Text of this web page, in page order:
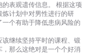
表观遗传信息。 根据这项
计划中对男性进行的研
一个有助于降低患病风险的
该继续坚持平时的课程、锻
那么这绝对是一个个好消